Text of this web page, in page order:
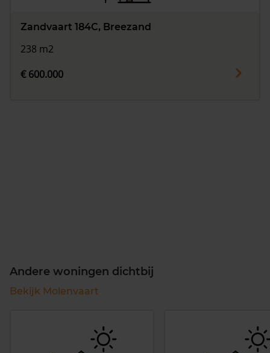
Zandvaart 184C, Breezand
238 m2
€ 600.000
Andere woningen dichtbij
Bekijk Molenvaart